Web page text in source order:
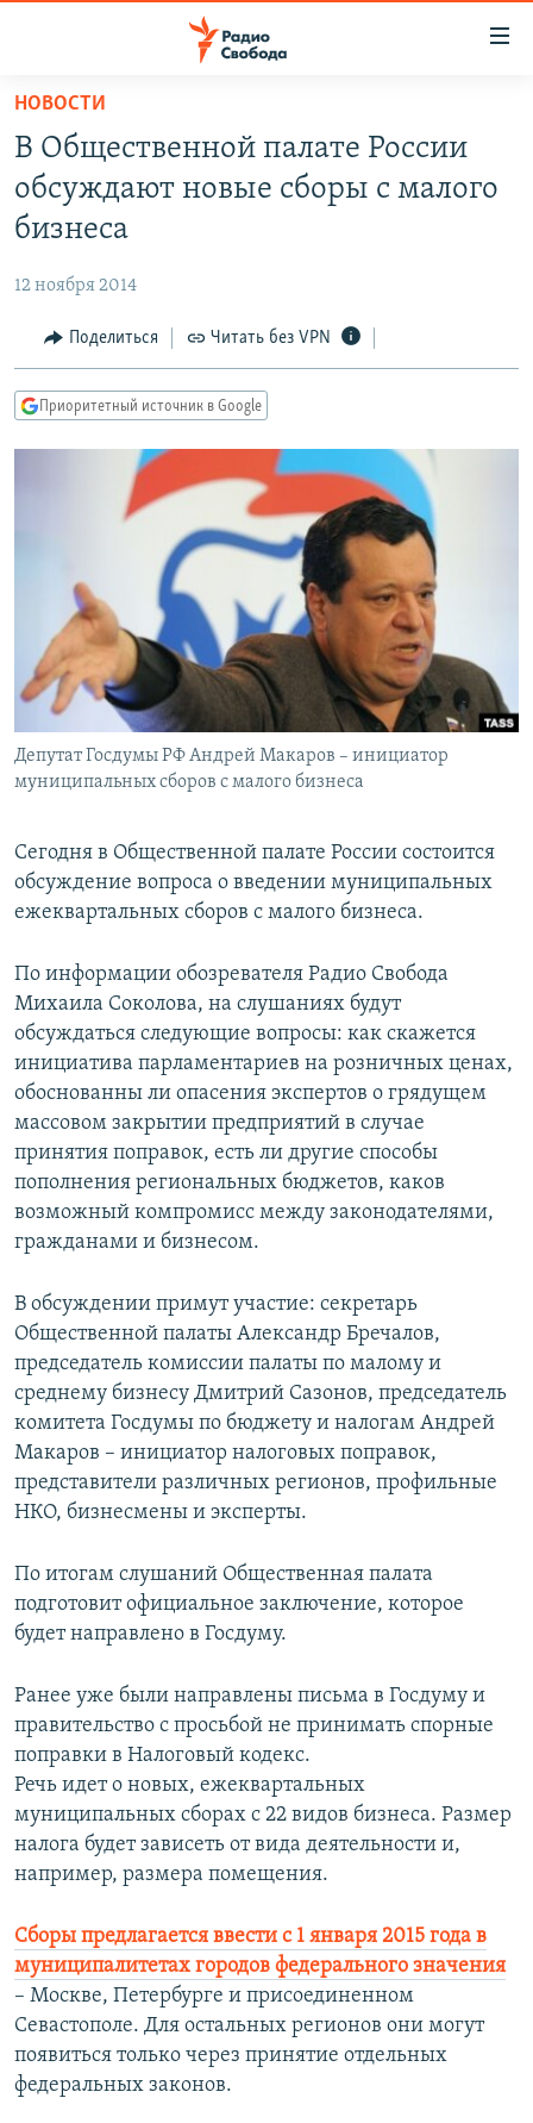
упрощенного
доступа
Вернуться
основному
Вернутся
Вернутся
ПРОГРАММЫ
ПОДКАСТЫ
АВТОРСКИЕ ПРОЕКТЫ
МНЕНИЯ
КУЛЬТУРА
КАВКАЗ.РЕАЛИИ
СЕВЕР.РЕАЛИИ
СИБИРЬ.РЕАЛИИ
РАСПИСАНИЕ ВЕЩАНИЯ
ПОДПИШИТЕСЬ НА РАССЫЛКУ
СОЦИАЛЬНЫЕ СЕТИ
НОВОСТИ
В Общественной палате России
обсуждают новые сборы с малого
бизнеса
12 ноября 2014
Поделиться Читать без VPN
Приоритетный источник в Google
Депутат Госдумы РФ Андрей Макаров – инициатор
муниципальных сборов с малого бизнеса
Сегодня в Общественной палате России состоится
обсуждение вопроса о введении муниципальных
ежеквартальных сборов с малого бизнеса.
По информации обозревателя Радио Свобода
Михаила Соколова, на слушаниях будут
обсуждаться следующие вопросы: как скажется
инициатива парламентариев на розничных ценах,
обоснованны ли опасения экспертов о грядущем
массовом закрытии предприятий в случае
принятия поправок, есть ли другие способы
пополнения региональных бюджетов, каков
возможный компромисс между законодателями,
гражданами и бизнесом.
В обсуждении примут участие: секретарь
Общественной палаты Александр Бречалов,
председатель комиссии палаты по малому и
среднему бизнесу Дмитрий Сазонов, председатель
комитета Госдумы по бюджету и налогам Андрей
Макаров – инициатор налоговых поправок,
представители различных регионов, профильные
НКО, бизнесмены и эксперты.
По итогам слушаний Общественная палата
подготовит официальное заключение, которое
будет направлено в Госдуму.
Ранее уже были направлены письма в Госдуму и
правительство с просьбой не принимать спорные
поправки в Налоговый кодекс.
Речь идет о новых, ежеквартальных
муниципальных сборах с 22 видов бизнеса. Размер
налога будет зависеть от вида деятельности и,
например, размера помещения.
Сборы предлагается ввести с 1 января 2015 года в
муниципалитетах городов федерального значения
– Москве, Петербурге и присоединенном
Севастополе. Для остальных регионов они могут
появиться только через принятие отдельных
федеральных законов.